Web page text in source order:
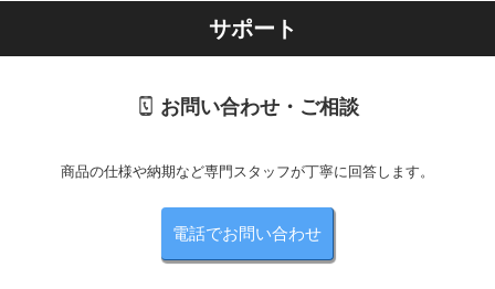
サポート
お問い合わせ・ご相談
商品の仕様や納期など専門スタッフが丁寧に回答します。
電話でお問い合わせ